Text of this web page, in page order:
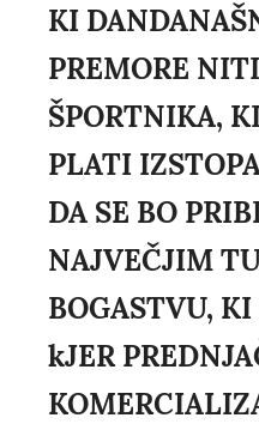
KI
PREMORE
ŠPORTNIKA,
PLATI
DA SE BO
NAJVEČJIM
BOGASTVU, KI
kJER